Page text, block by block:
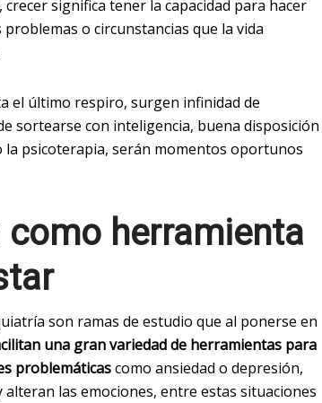
significa tener la capacidad para hacer
o circunstancias que la vida
el último respiro, surgen infinidad de
sortearse con inteligencia, buena disposición
la psicoterapia, serán momentos oportunos
herramienta
son ramas de estudio que al ponerse en
una gran variedad de herramientas para
problemáticascomo ansiedad o depresión,
las emociones, entre estas situaciones